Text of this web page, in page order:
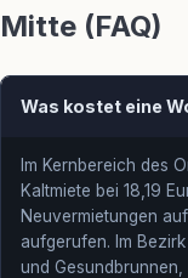
Mitte (FAQ)
Was kostet eine
Im Kernbereich des
Kaltmiete bei 18,19
Neuvermietungen
aufgerufen. Im
und